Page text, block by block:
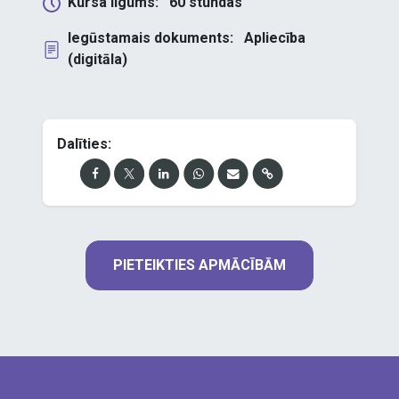
Iegūstamais dokuments:
Apliecība
(digitāla)
Dalīties:
PIETEIKTIES APMĀCĪBĀM